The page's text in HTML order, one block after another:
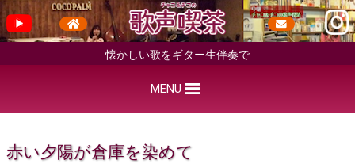
懐かしい歌をギター生伴奏で
MENU
赤い夕陽が倉庫を染めて